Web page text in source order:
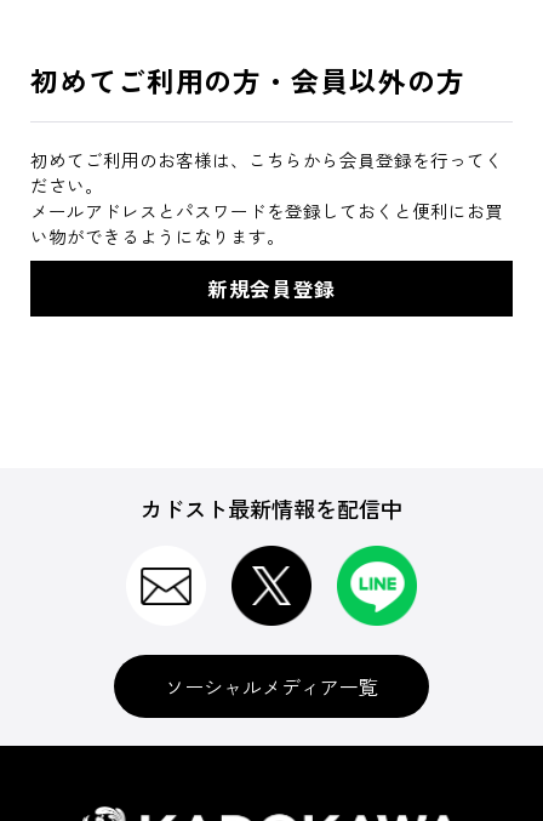
初めてご利用の方・会員以外の方
初めてご利用のお客様は、こちらから会員登録を行ってく
ださい。
メールアドレスとパスワードを登録しておくと便利にお買
い物ができるようになります。
カドスト最新情報を配信中
ソーシャルメディア一覧